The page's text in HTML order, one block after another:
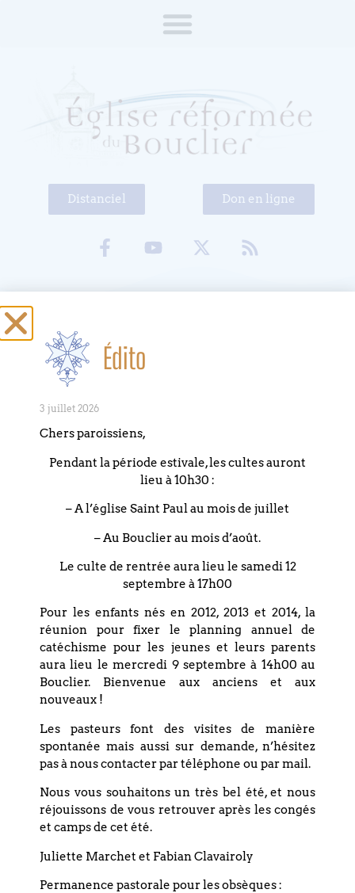
Distanciel Don en ligne
Cercle des
cinéphiles du
Bouclier
Pas d'événement actuellement
programmé.
Coordonnées
Eglise réformée du Bouclier
4 rue du Bouclier
67000 STRASBOURG
T. +33 (0)3 88 75 77 85
Email : paroisse.bouclier@orange.fr
Restez informé(e), abonnez-vous !
Édito
3 juillet 2026
Chers paroissiens,
Pendant la période estivale, les cultes auront
lieu à 10h30 :
– A l’église Saint Paul au mois de juillet
– Au Bouclier au mois d’août.
Le culte de rentrée aura lieu le samedi 12
septembre à 17h00
Pour les enfants nés en 2012, 2013 et 2014, la
réunion pour fixer le planning annuel de
catéchisme pour les jeunes et leurs parents
aura lieu le mercredi 9 septembre à 14h00 au
Bouclier. Bienvenue aux anciens et aux
nouveaux !
Les pasteurs font des visites de manière
spontanée mais aussi sur demande, n’hésitez
pas à nous contacter par téléphone ou par mail.
Nous vous souhaitons un très bel été, et nous
réjouissons de vous retrouver après les congés
et camps de cet été.
Juliette Marchet et Fabian Clavairoly
Permanence pastorale pour les obsèques :